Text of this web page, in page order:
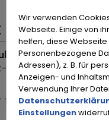
guerre
BY HENRY
Wir verwenden
Webseite. Einige von
helfen, diese Webseite
Personenbezogene
Adressen), z. B. für
Anzeigen- und
Verwendung Ihrer
Einstellungen